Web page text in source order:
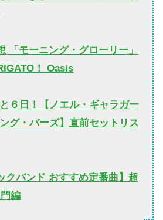
「モーニング・グローリー」
！ Oasis
６日！【ノエル・ギャラガー
グ・バーズ】直前セットリス
クバンド おすすめ定番曲】超
編